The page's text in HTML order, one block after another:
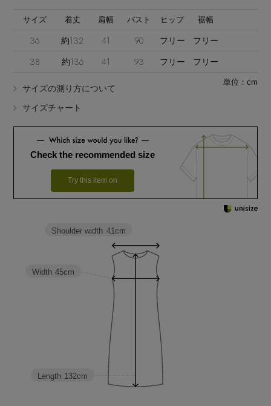
Stay in
ELLE SHOP 公式アプリ
サイズ 着丈 肩幅 バスト ヒップ 裾幅
36 約132 41 90 フリー
フリー
38
約136 41 93 フリー フリー
サイズの測り方について
サイズチャート
単位：cm
Check the recommended size
Try this item on
Length 132cm
Width 45cm
Shoulder width 41cm